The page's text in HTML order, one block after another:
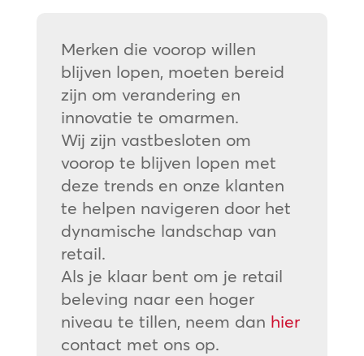
Merken die voorop willen
blijven lopen, moeten bereid
zijn om verandering en
innovatie te omarmen.
Wij zijn vastbesloten om
voorop te blijven lopen met
deze trends en onze klanten
te helpen navigeren door het
dynamische landschap van
retail.
Als je klaar bent om je retail
beleving naar een hoger
niveau te tillen, neem dan hier
contact met ons op.